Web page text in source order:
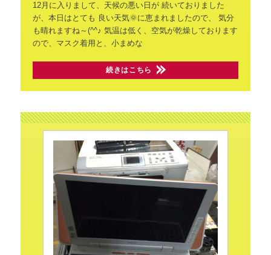
12月に入りまして、天候の悪い日が続いておりました
が、本日はとても 良い天気🌞に恵まれましたので、
気分
も晴れますね～(^^♪ 気温は低く、空気が乾燥しております
ので、マスク着用と、小まめな
続きはこちら